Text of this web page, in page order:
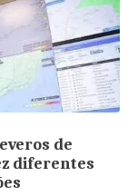
de
diferentes